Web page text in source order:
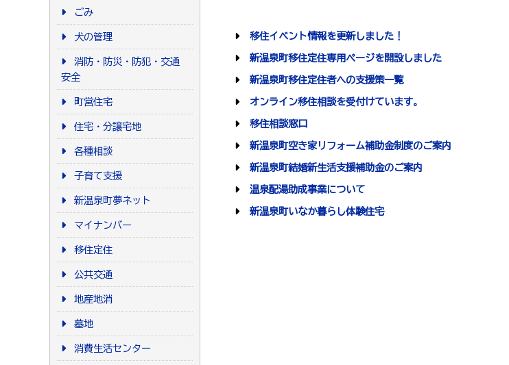
ごみ
犬の管理
消防・防災・防犯・交通
安全
町営住宅
住宅・分譲宅地
各種相談
子育て支援
新温泉町夢ネット
マイナンバー
移住定住
公共交通
地産地消
墓地
消費生活センター
移住イベント情報を更新しました！
新温泉町移住定住専用ページを開設しました
新温泉町移住定住者への支援策一覧
オンライン移住相談を受付けています。
移住相談窓口
新温泉町空き家リフォーム補助金制度のご案内
新温泉町結婚新生活支援補助金のご案内
温泉配湯助成事業について
新温泉町いなか暮らし体験住宅